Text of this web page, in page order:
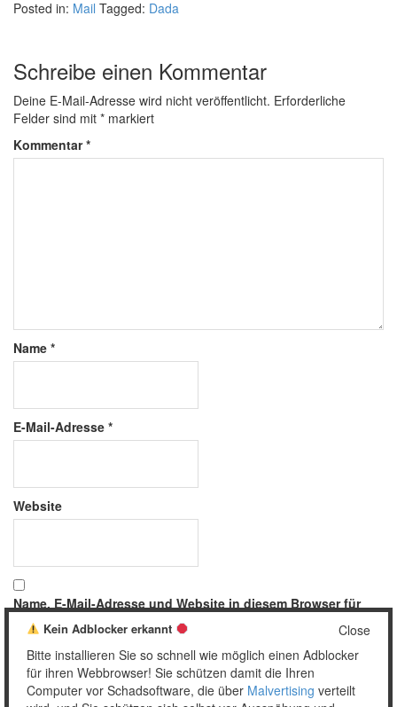
Posted in: Mail Tagged: Dada
Schreibe einen Kommentar
Deine E-Mail-Adresse wird nicht veröffentlicht. Erforderliche
Felder sind mit * markiert
Kommentar*
Name *
E-Mail-Adresse *
Website
Name, E-Mail-Adresse und Website in diesem Browser für
meinen nächsten Kommentar speichern.
Close
Kein Adblocker erkannt
Bitte installieren Sie so schnell wie möglich einen Adblocker
für ihren Webbrowser! Sie schützen damit die Ihren
Computer vor Schadsoftware, die über Malvertising verteilt